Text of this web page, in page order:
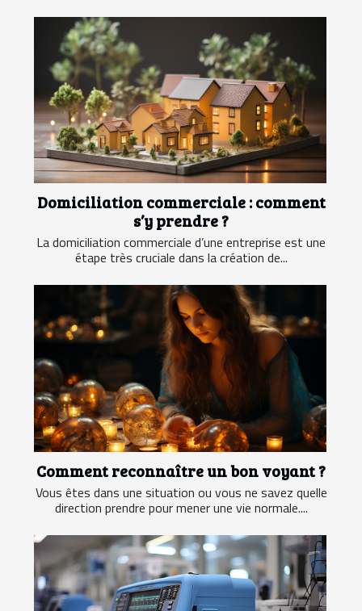
Domiciliation commerciale : comment
s’y prendre ?
La domiciliation commerciale d’une entreprise est une
étape très cruciale dans la création de...
Comment reconnaître un bon voyant ?
Vous êtes dans une situation ou vous ne savez quelle
direction prendre pour mener une vie normale....